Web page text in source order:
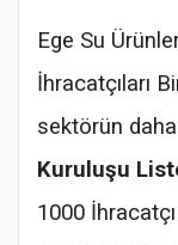
Ege Su
İhracatçıları
sektörün
Kuruluşu
1000